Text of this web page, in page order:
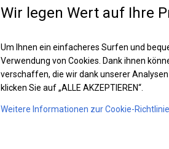
Wir legen Wert auf Ihre
Um Ihnen ein einfacheres Surfen und
Verwendung von Cookies. Dank ihnen
verschaffen, die wir dank unserer
klicken Sie auf „ALLE AKZEPTIEREN“.
Weitere Informationen zur Cookie-Richtlinie